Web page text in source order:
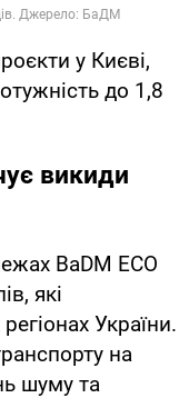
у Києві,
до 1,8
викиди
BaDM ECO
які
України.
на
шуму та